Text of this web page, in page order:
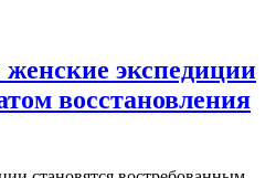
экспедиции
восстановления